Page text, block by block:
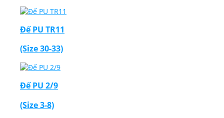
Đế PU TR11
(Size 30-33)
Đế PU 2/9
(Size 3-8)